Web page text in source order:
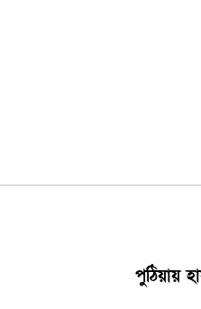
পুঠিয়ায়